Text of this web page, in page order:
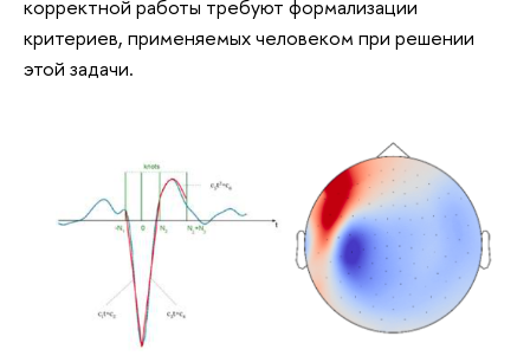
корректной работы требуют формализации
критериев, применяемых человеком при решении
этой задачи.